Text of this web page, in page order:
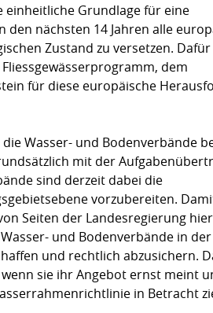
einheitliche Grundlage für eine
nächsten 14 Jahren alle
Zustand zu versetzen.
dem
für diese europäische
Wasser- und Bodenverbände
mit der
sind derzeit dabei die
vorzubereiten.
Seiten der Landesregierung
und Bodenverbände in der
und rechtlich abzusichern.
sie ihr Angebot ernst meint
in Betracht